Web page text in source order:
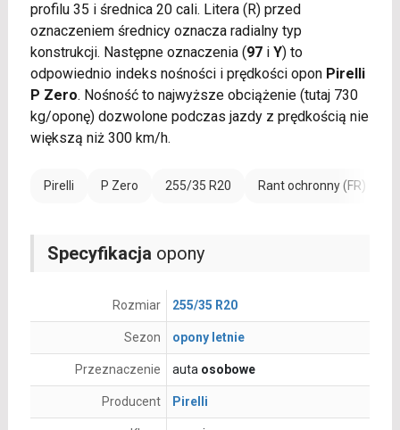
profilu 35 i średnica 20 cali. Litera (R) przed
oznaczeniem średnicy oznacza radialny typ
konstrukcji. Następne oznaczenia (97i Y) to
odpowiednio indeks nośności i prędkości opon Pirelli
P Zero. Nośność to najwyższe obciążenie (tutaj 730
kg/oponę) dozwolone podczas jazdy z prędkością nie
większą niż 300 km/h.
Pirelli P Zero 255/35 R20 Rant ochronny (FR)
Specyfikacja opony
Rozmiar 255/35 R20
Sezon opony letnie
Przeznaczenie auta osobowe
Producent Pirelli